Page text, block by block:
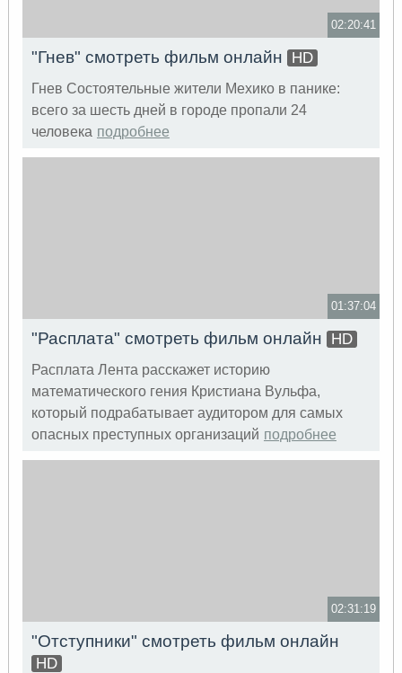
02:20:41
"Гнев" смотреть фильм онлайн HD
Гнев Состоятельные жители Мехико в панике:
всего за шесть дней в городе пропали 24
человека подробнее
01:37:04
"Расплата" смотреть фильм онлайн HD
Расплата Лента расскажет историю
математического гения Кристиана Вульфа,
который подрабатывает аудитором для самых
опасных преступных организаций подробнее
02:31:19
"Отступники" смотреть фильм онлайн
HD